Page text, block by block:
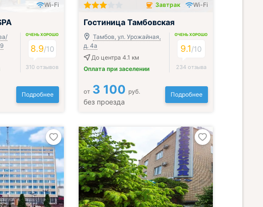
Wi-Fi
ОЧЕНЬ ХОРОШО
8.9/10
310 отзывов
Подробнее
Завтрак включён
Завтрак Wi-Fi
Гостиница Тамбовская
Тамбов, ул. Урожайная,
д. 4а
До центра 4.1 км
Оплата при заселении
ОЧЕНЬ ХОРОШО
9.1/10
234 отзыва
от 3 100 руб.
без проезда
Подробнее